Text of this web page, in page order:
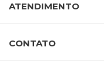
ATENDIMENTO
CONTATO